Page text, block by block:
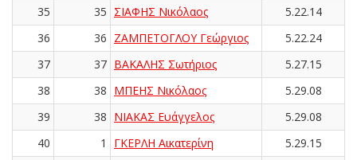
35
35 ΣΙΑΦΗΣ Νικόλαος
5.22.14
36
36 ΖΑΜΠΕΤΟΓΛΟΥ Γεώργιος
5.22.24
37
37 ΒΑΚΑΛΗΣ Σωτήριος
5.27.15
38
38 ΜΠΕΗΣ Νικόλαος
5.29.08
39
38 ΝΙΑΚΑΣ Ευάγγελος
5.29.08
40
1 ΓΚΕΡΛΗ Αικατερίνη 5.29.15